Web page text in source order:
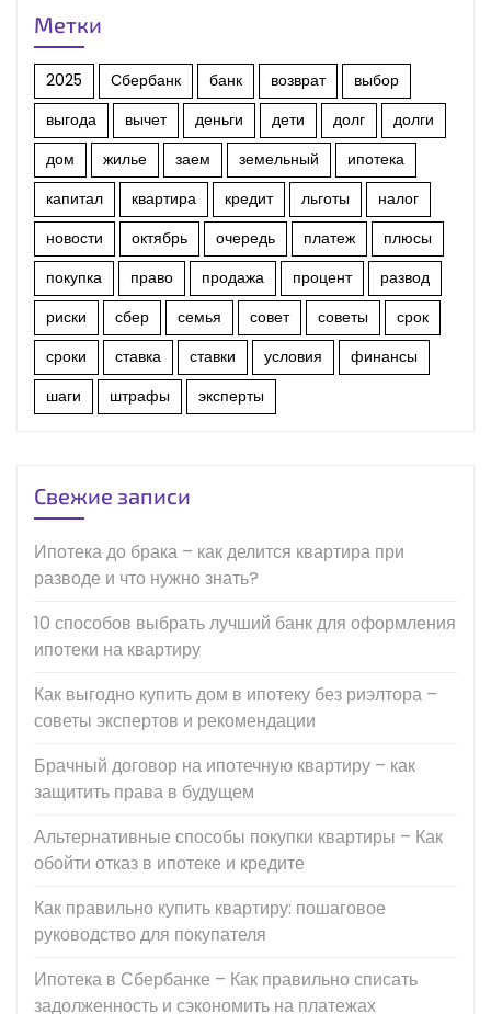
Метки
2025 Сбербанк банк возврат
выбор
выгода
вычет деньги дети долг
долги
дом
жилье заем земельный
ипотека
капитал
квартира кредит льготы
налог
новости
октябрь очередь платеж
плюсы
покупка
право продажа процент
развод
риски
сбер семья совет советы
срок
сроки
ставка ставки условия
финансы
шаги
штрафы эксперты
Свежие записи
Ипотека до брака – как делится квартира при
разводе и что нужно знать?
10 способов выбрать лучший банк для оформления
ипотеки на квартиру
Как выгодно купить дом в ипотеку без риэлтора –
советы экспертов и рекомендации
Брачный договор на ипотечную квартиру – как
защитить права в будущем
Альтернативные способы покупки квартиры – Как
обойти отказ в ипотеке и кредите
Как правильно купить квартиру: пошаговое
руководство для покупателя
Ипотека в Сбербанке – Как правильно списать
задолженность и сэкономить на платежах